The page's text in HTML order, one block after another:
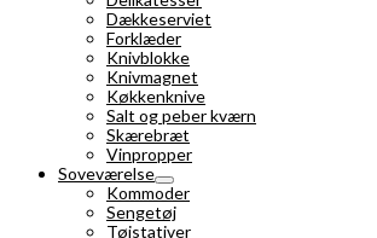
Dækkeserviet
Forklæder
Knivblokke
Knivmagnet
Køkkenknive
Salt og peber kværn
Skærebræt
Vinpropper
Soveværelse
Kommoder
Sengetøj
Tøjstativer